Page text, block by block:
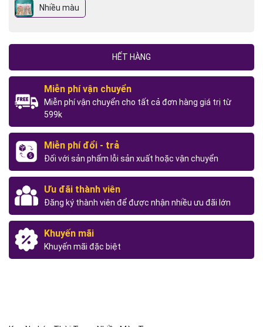
Nhiều màu
HẾT HÀNG
Miễn phí vận chuyển
Miễn phí vận chuyển cho tất cả đơn hàng giá trị từ
599k
Miễn phí đổi - trả
Đối với sản phẩm lỗi sản xuất hoặc vận chuyển
Ưu đãi thành viên
Đăng ký thành viên để được nhận nhiều ưu đãi lớn
Khuyến mãi
Khuyến mãi đặc biệt